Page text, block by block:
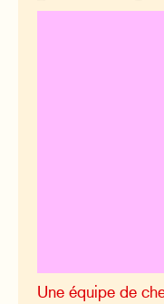
Une équipe de